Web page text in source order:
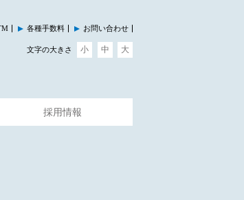
各種手数料 お問い合わせ
文字の大きさ 小 中 大
採用情報